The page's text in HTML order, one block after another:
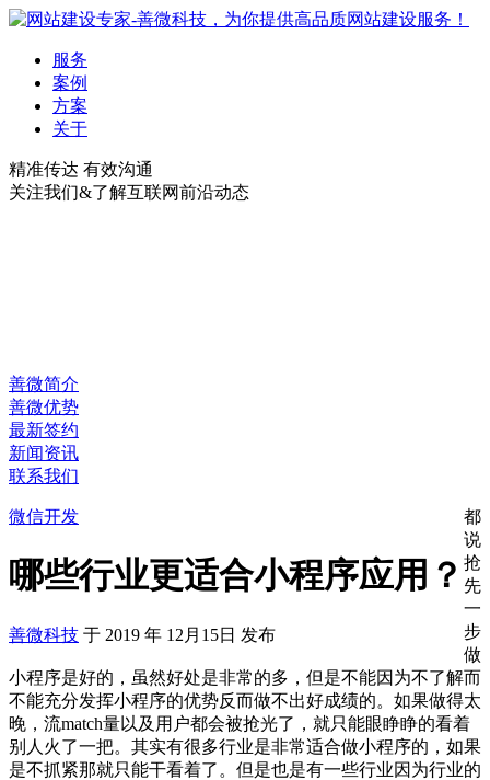
服务
案例
方案
关于
精准传达 有效沟通
关注我们&了解互联网前沿动态
善微简介
善微优势
最新签约
新闻资讯
联系我们
微信开发
哪些行业更适合小程序应用？
善微科技 于 2019 年 12月15日 发布
都
说
抢
先
一
步
做
小程序是好的，虽然好处是非常的多，但是不能因为不了解而
不能充分发挥小程序的优势反而做不出好成绩的。如果做得太
晚，流match量以及用户都会被抢光了，就只能眼睁睁的看着
别人火了一把。其实有很多行业是非常适合做小程序的，如果
是不抓紧那就只能干看着了。但是也是有一些行业因为行业的